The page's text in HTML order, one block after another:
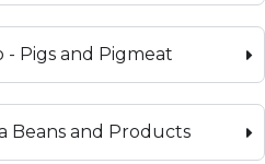
Pigs and Pigmeat
Beans and Products